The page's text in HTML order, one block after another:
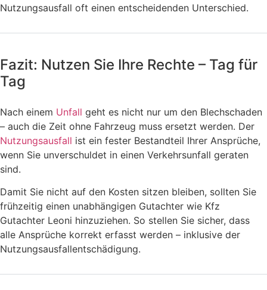
Nutzungsausfall oft einen entscheidenden Unterschied.
Fazit: Nutzen Sie Ihre Rechte – Tag für
Tag
Nach einem Unfall geht es nicht nur um den Blechschaden
– auch die Zeit ohne Fahrzeug muss ersetzt werden. Der
Nutzungsausfall ist ein fester Bestandteil Ihrer Ansprüche,
wenn Sie unverschuldet in einen Verkehrsunfall geraten
sind.
Damit Sie nicht auf den Kosten sitzen bleiben, sollten Sie
frühzeitig einen unabhängigen Gutachter wie Kfz
Gutachter Leoni hinzuziehen. So stellen Sie sicher, dass
alle Ansprüche korrekt erfasst werden – inklusive der
Nutzungsausfallentschädigung.